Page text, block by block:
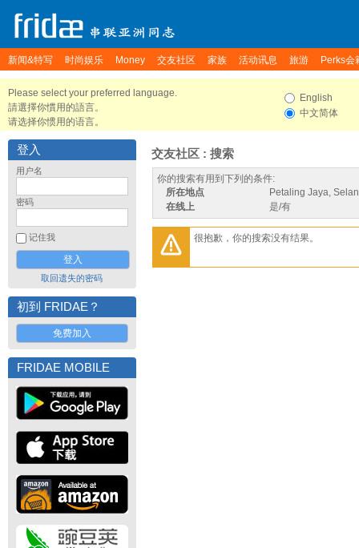
新闻&特写 时尚娱乐 Money 交友社区 家族 活动讯息 旅游 Perks会
Please select your preferred language.
請選擇你慣用的語言。
请选择你惯用的语言。
English
中文简体
登入
用户名
密码
记住我
取回遗失的密码
初到 FRIDAE？
免费加入
FRIDAE MOBILE
交友社区 : 搜索
你的搜索有用到下列的条件:
所在地点
Petaling Jaya,
在线上
是/有
很抱歉，你的搜索没有结果。